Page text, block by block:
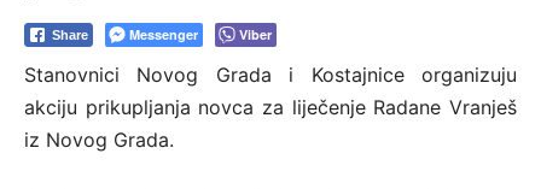
Share Messenger Viber
Stanovnici Novog Grada i Kostajnice organizuju
akciju prikupljanja novca za liječenje Radane Vranješ
iz Novog Grada.